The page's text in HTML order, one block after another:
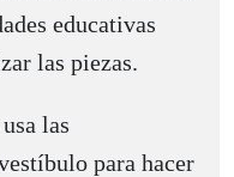
educativas
las piezas.
las
para hacer